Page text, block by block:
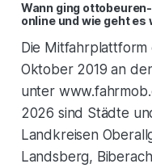
Wann ging
online und wie geht es
Die Mitfahrplattform
Oktober 2019 an
unter
2026 sind Städte
Landkreisen
Landsberg,